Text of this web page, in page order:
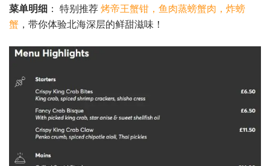
菜单明细 ： 特别推荐烤帝王蟹钳，鱼肉蒸螃蟹肉，炸螃
蟹 ，带你体验北海深层的鲜甜滋味！